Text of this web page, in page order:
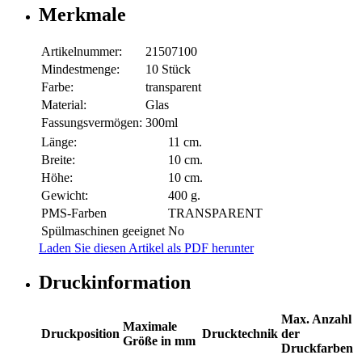
Merkmale
Artikelnummer:
21507100
Mindestmenge:
10 Stück
Farbe:
transparent
Material:
Glas
Fassungsvermögen: 300ml
Länge:
11 cm.
Breite:
10 cm.
Höhe:
10 cm.
Gewicht:
400 g.
PMS-Farben
TRANSPARENT
Spülmaschinen geeignet No
Laden Sie diesen Artikel als PDF herunter
Druckinformation
Druckposition
Maximale
Größe in mm
Drucktechnik
Max. Anzahl
der
Druckfarben